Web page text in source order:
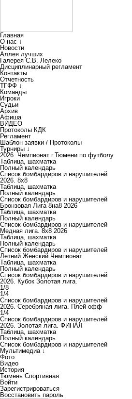
Главная
О нас ↓
Новости
Аллея лучших
Галерея С.В. Лелеко
Дисциплинарный регламент
Контакты
Отчетность
ТГФФ ↓
Команды
Игроки
Судьи
Архив
Афиша
ВИДЕО
Протоколы КДК
Регламент
Шаблон заявки / Протоколы
Турниры ↓
2026. Чемпионат г.Тюмени по футболу
Таблица, шахматка
Полный календарь
Список бомбардиров и нарушителей
2026. 8х8
Таблица, шахматка
Полный календарь
Список бомбардиров и нарушителей
Бронзовая Лига 8на8 2026
Таблица, шахматка
Полный календарь
Список бомбардиров и нарушителей
Медная лига. 8x8 2026
Таблица, шахматка
Полный календарь
Список бомбардиров и нарушителей
Летний Женский Чемпионат
Таблица, шахматка
Полный календарь
Список бомбардиров и нарушителей
2026. Кубок Золотая лига.
1/8
1/4
Список бомбардиров и нарушителей
2026. Серебряная лига. Плей-офф
1/4
Список бомбардиров и нарушителей
2026. Золотая лига. ФИНАЛ
Таблица, шахматка
Полный календарь
Список бомбардиров и нарушителей
Мультимедиа ↓
Фото
Видео
История
Тюмень Спортивная
Войти
Зарегистрироваться
Восстановить пароль